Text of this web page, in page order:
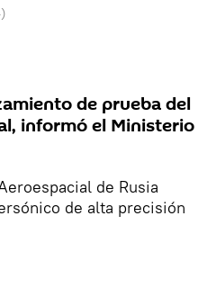
)
de prueba del
informó el Ministerio
de Rusia
de alta precisión